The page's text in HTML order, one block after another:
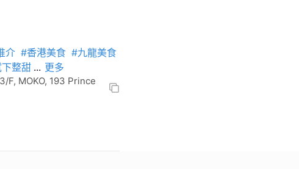
介 #香港美食 #九龍美食
整甜 ... 更多
F, MOKO, 193 Prince